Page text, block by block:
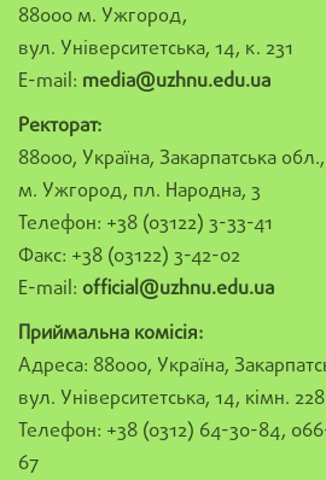
88000 м. Ужгород,
вул. Університетська, 14, к. 231
E-mail: media@uzhnu.edu.ua
Ректорат:
88000, Україна, Закарпатська обл.,
м. Ужгород, пл. Народна, 3
Телефон: +38 (03122) 3-33-41
Факс: +38 (03122) 3-42-02
E-mail: official@uzhnu.edu.ua
Приймальна комісія:
Адреса: 88000, Україна,
вул. Університетська, 14, кімн. 228
Телефон: +38 (0312) 64-30-84,
67